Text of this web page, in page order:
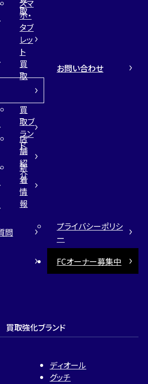
取
スマ
ホ・
タブ
レッ
ト
買
取
買
取ブ
ラン
ド
店
舗
紹
介
新
着
情
報
お問い合わせ
問
プライバシーポリシ
ー
FCオーナー募集中
買取強化ブランド
ディオール
グッチ